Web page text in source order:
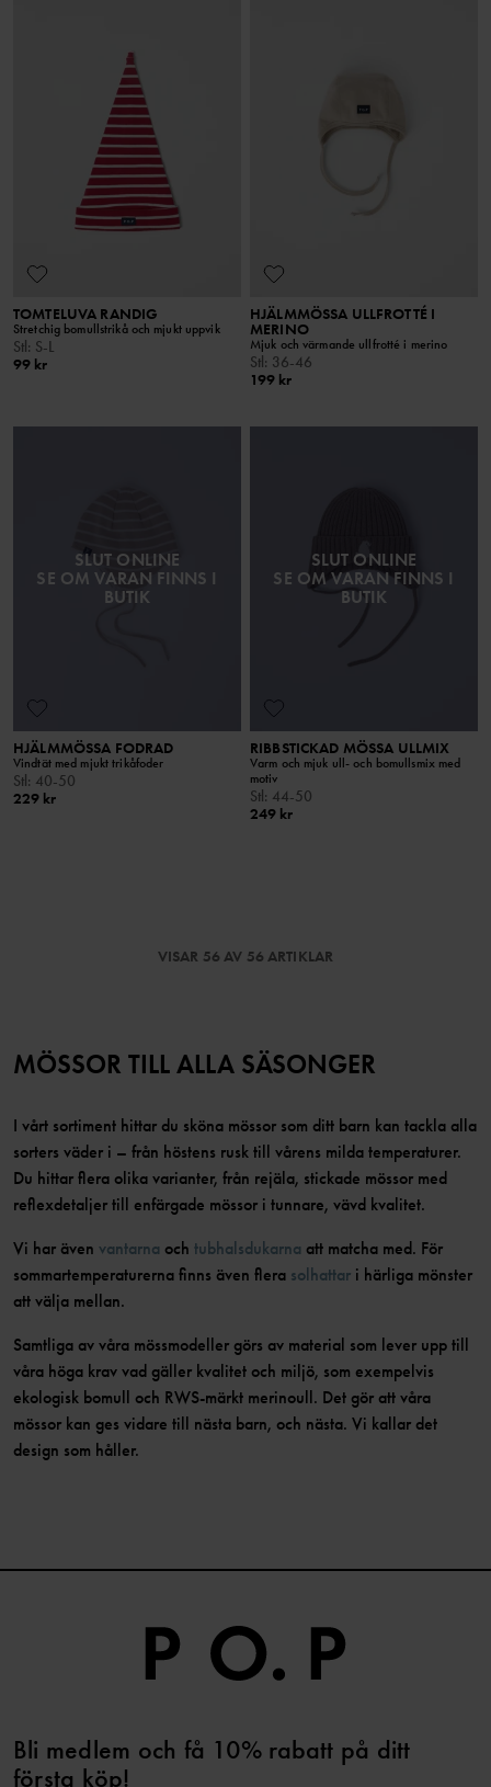
TOMTELUVA RANDIG
Stretchig bomullstrikå och mjukt uppvik
Stl: S-L
99 kr
HJÄLMMÖSSA ULLFROTTÉ I
MERINO
Mjuk och värmande ullfrotté i merino
Stl: 36-46
199 kr
SLUT ONLINE
SE OM VARAN FINNS I
BUTIK
HJÄLMMÖSSA FODRAD
Vindtät med mjukt trikåfoder
Stl: 40-50
229 kr
SLUT ONLINE
SE OM VARAN FINNS I
BUTIK
RIBBSTICKAD MÖSSA ULLMIX
Varm och mjuk ull- och bomullsmix med
motiv
Stl: 44-50
249 kr
VISAR 56 AV 56 ARTIKLAR
MÖSSOR TILL ALLA SÄSONGER
I vårt sortiment hittar du sköna mössor som ditt barn kan tackla alla
sorters väder i – från höstens rusk till vårens milda temperaturer.
Du hittar flera olika varianter, från rejäla, stickade mössor med
reflexdetaljer till enfärgade mössor i tunnare, vävd kvalitet.
Vi har även vantarna och tubhalsdukarna att matcha med. För
sommartemperaturerna finns även flera solhattar i härliga mönster
att välja mellan.
Samtliga av våra mössmodeller görs av material som lever upp till
våra höga krav vad gäller kvalitet och miljö, som exempelvis
ekologisk bomull och RWS-märkt merinoull. Det gör att våra
mössor kan ges vidare till nästa barn, och nästa. Vi kallar det
design som håller.
Bli medlem och få 10% rabatt på ditt
första köp!